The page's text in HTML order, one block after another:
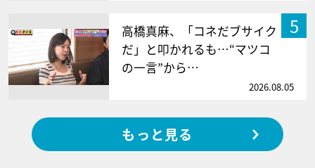
5
高橋真麻、「コネだブサイク
だ」と叩かれるも…“マツコ
の一言”から…
2026.08.05
もっと見る